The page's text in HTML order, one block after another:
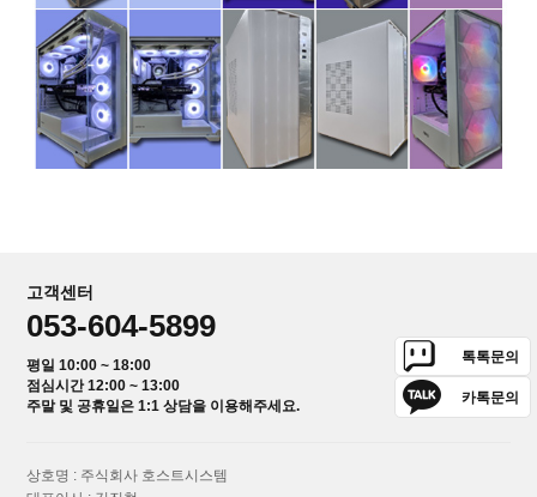
고객센터
053-604-5899
평일 10:00 ~ 18:00
점심시간 12:00 ~ 13:00
주말 및 공휴일은 1:1 상담을 이용해주세요.
톡톡문의
카톡문의
상호명 : 주식회사 호스트시스템